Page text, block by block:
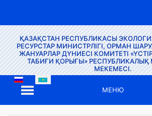
ҚАЗАҚСТАН РЕСПУБЛИКАСЫ
РЕСУРСТАР МИНИСТРЛІГІ, ОРМАН
ЖАНУАРЛАР ДҮНИЕСІ КОМИТЕТІ
ТАБИҒИ ҚОРЫҒЫ» РЕСПУБЛИКАЛЫҚ
МЕКЕМЕСІ.
МЕНЮ